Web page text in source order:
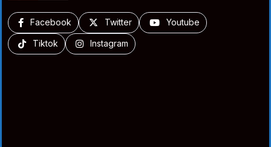
Facebook Twitter Youtube
Tiktok Instagram